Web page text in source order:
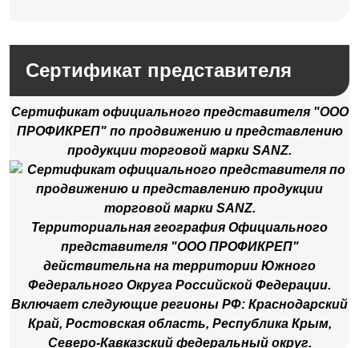
Сертификат представителя
Сертификат официального представителя "ООО
ПРОФИКРЕП" по продвижению и представлению
продукции торговой марки SANZ.
Территориальная география Официального
представителя "ООО ПРОФИКРЕП"
действительна на территории Южного
Федерального Округа Российской Федерации.
Включает следующие регионы РФ: Краснодарский
Край, Ростовская область, Республика Крым,
Северо-Кавказский федеральный округ.